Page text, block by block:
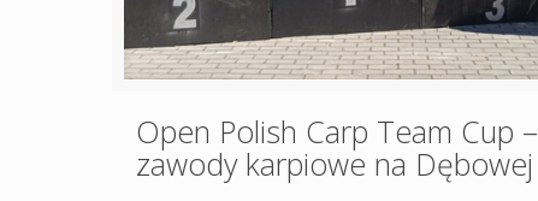
Open Polish Carp Team Cup –
zawody karpiowe na Dębowej